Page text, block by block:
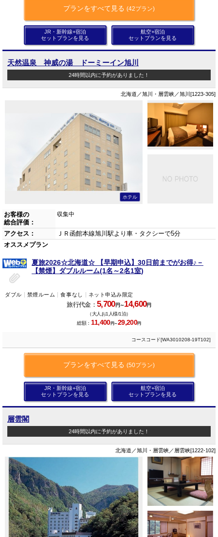
プランをすべて見る (42プラン)
JR・新幹線+宿泊
セットプランを見る
航空+宿泊
セットプランを見る
天然温泉 神威の湯 ドーミーイン旭川
24時間以内に予約がありました！
北海道／旭川・層雲峡／旭川[1223-305]
ホテル
お客様の
総合評価：
収集中
アクセス：
ＪＲ函館本線旭川駅より車・タクシーで5分
オススメプラン
夏旅2026☆北海道☆ 【早期申込】30日前までがお得♪－
【禁煙】ダブルルーム(1名～2名1室)
ダブル 禁煙ルーム 食事なし ネット申込み限定
旅行代金： 5,700円～14,600円
（大人お1人様/1泊）
総額： 11,400円～29,200円
コースコード[WA3010208-19T102]
プランをすべて見る (50プラン)
JR・新幹線+宿泊
セットプランを見る
航空+宿泊
セットプランを見る
層雲閣
24時間以内に予約がありました！
北海道／旭川・層雲峡／層雲峡[1222-102]